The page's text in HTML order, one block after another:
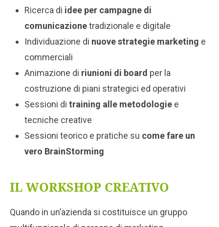
Ricerca di idee per campagne di
comunicazionetradizionale e digitale
Individuazione di nuove strategie marketing e
commerciali
Animazione di riunioni di board per la
costruzione di piani strategici ed operativi
Sessioni di training alle metodologie e
tecniche creative
Sessioni teorico e pratiche su come fare un
vero BrainStorming
IL WORKSHOP CREATIVO
Quando in un’azienda si costituisce un gruppo